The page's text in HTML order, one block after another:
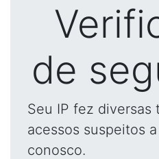
de
Seu IP fez diversas
acessos suspeitos
conosco.